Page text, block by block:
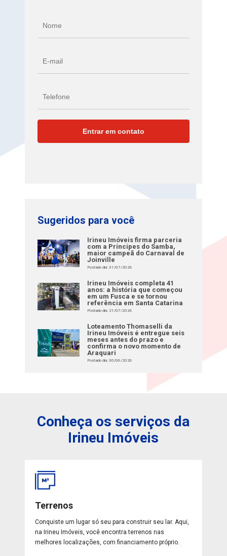
Sugeridos para você
Irineu Imóveis firma parceria
com a Príncipes do Samba,
maior campeã do Carnaval de
Joinville
Postado dia: 31/07/2026
Irineu Imóveis completa 41
anos: a história que começou
em um Fusca e se tornou
referência em Santa Catarina
Postado dia: 21/07/2026
Loteamento Thomaselli da
Irineu Imóveis é entregue seis
meses antes do prazo e
confirma o novo momento de
Araquari
Postado dia: 30/06/2026
Conheça os serviços da
Irineu Imóveis
Terrenos
Conquiste um lugar só seu para construir seu lar. Aqui,
na Irineu Imóveis, você encontra terrenos nas
melhores localizações, com financiamento próprio.